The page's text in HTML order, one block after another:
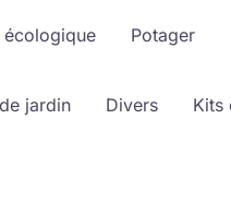
Potager
jardin Divers Kits